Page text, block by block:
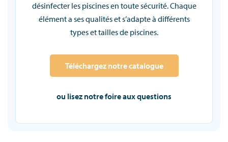
désinfecter les piscines en toute sécurité. Chaque
élément a ses qualités et s’adapte à différents
types et tailles de piscines.
Téléchargez notre catalogue
ou lisez notre foire aux questions